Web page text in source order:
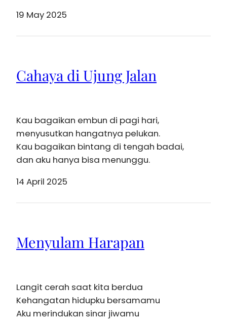
19 May 2025
Cahaya di Ujung Jalan
Kau bagaikan embun di pagi hari,
menyusutkan hangatnya pelukan.
Kau bagaikan bintang di tengah badai,
dan aku hanya bisa menunggu.
14 April 2025
Menyulam Harapan
Langit cerah saat kita berdua
Kehangatan hidupku bersamamu
Aku merindukan sinar jiwamu